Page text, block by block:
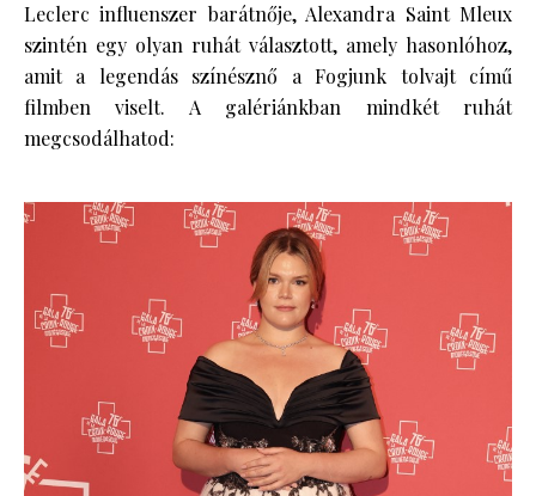
Leclerc influenszer barátnője, Alexandra Saint Mleux
szintén egy olyan ruhát választott, amely hasonlóhoz,
amit a legendás színésznő a Fogjunk tolvajt című
filmben viselt. A galériánkban mindkét ruhát
megcsodálhatod: